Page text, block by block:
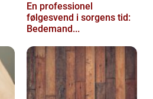
En professionel
følgesvend i sorgens tid:
Bedemand...